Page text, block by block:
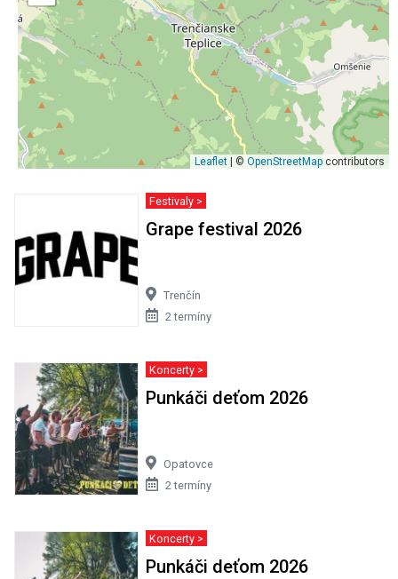
Leaflet | © OpenStreetMap contributors
Festivaly >
Grape festival 2026
Trenčín
2 termíny
Koncerty >
Punkáči deťom 2026
Opatovce
2 termíny
Koncerty >
Punkáči deťom 2026